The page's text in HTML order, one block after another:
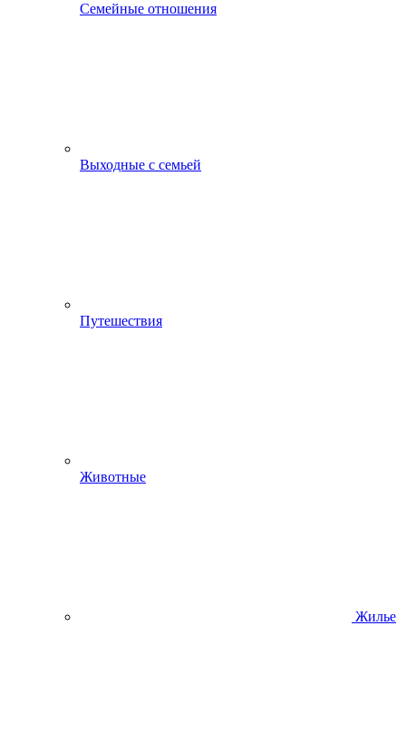
Семейные отношения
Выходные с семьей
Путешествия
Животные
Жилье